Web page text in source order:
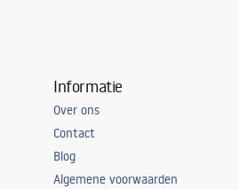
Informatie
Over ons
Contact
Blog
Algemene voorwaarden